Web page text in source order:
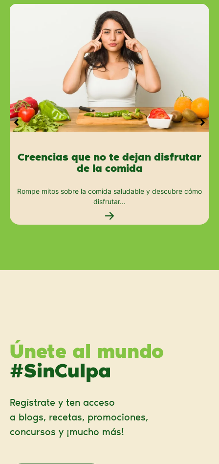
Creencias que no te dejan disfrutar
de la comida
Rompe mitos sobre la comida saludable y descubre cómo
disfrutar...
→
Únete al mundo
#SinCulpa
Regístrate y ten acceso
a blogs, recetas, promociones,
concursos y ¡mucho más!